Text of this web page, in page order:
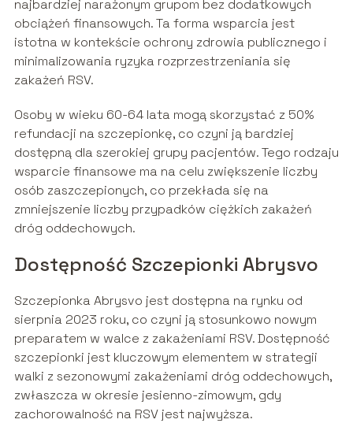
najbardziej narażonym grupom bez dodatkowych
obciążeń finansowych. Ta forma wsparcia jest
istotna w kontekście ochrony zdrowia publicznego i
minimalizowania ryzyka rozprzestrzeniania się
zakażeń RSV.
Osoby w wieku 60-64 lata mogą skorzystać z 50%
refundacji na szczepionkę, co czyni ją bardziej
dostępną dla szerokiej grupy pacjentów. Tego rodzaju
wsparcie finansowe ma na celu zwiększenie liczby
osób zaszczepionych, co przekłada się na
zmniejszenie liczby przypadków ciężkich zakażeń
dróg oddechowych.
Dostępność Szczepionki Abrysvo
Szczepionka Abrysvo jest dostępna na rynku od
sierpnia 2023 roku, co czyni ją stosunkowo nowym
preparatem w walce z zakażeniami RSV. Dostępność
szczepionki jest kluczowym elementem w strategii
walki z sezonowymi zakażeniami dróg oddechowych,
zwłaszcza w okresie jesienno-zimowym, gdy
zachorowalność na RSV jest najwyższa.